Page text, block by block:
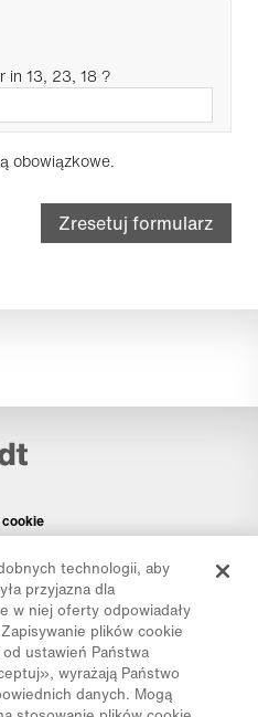
in 13, 23, 18 ?
obowiązkowe.
Zresetuj formularz
technologii, aby
przyjazna dla
w niej oferty odpowiadały
plików cookie
ustawień Państwa
wyrażają Państwo
danych. Mogą